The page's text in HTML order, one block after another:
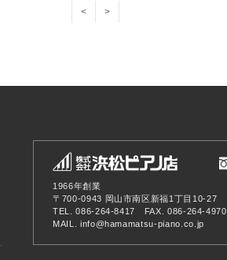
< >
1966年創業
〒700-0943 岡山市南区新福1丁目10-27
TEL. 086-264-8417 FAX. 086-264-4970
MAIL. info@hamamatsu-piano.co.jp